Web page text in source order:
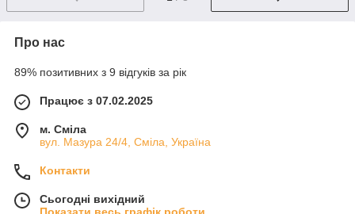
Про нас
89% позитивних з 9 відгуків за рік
Працює з 07.02.2025
м. Сміла
вул. Мазура 24/4, Сміла, Україна
Контакти
Сьогодні вихідний